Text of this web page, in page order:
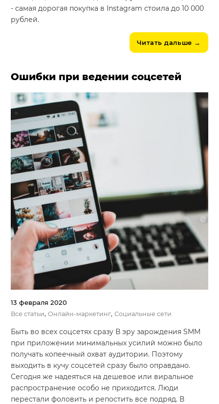
- самая дорогая покупка в Instagram стоила до 10 000
рублей.
Читать дальше →
Ошибки при ведении соцсетей
13 февраля 2020
Все статьи,Онлайн-маркетинг,Социальные сети
Быть во всех соцсетях сразу В эру зарождения SMM
при приложении минимальных усилий можно было
получать копеечный охват аудитории. Поэтому
выходить в кучу соцсетей сразу было оправдано.
Сегодня же надеяться на дешевое или виральное
распространение особо не приходится. Люди
перестали фоловить и репостить все подряд. В